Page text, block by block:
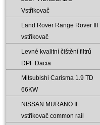
Vstřikovač
Land Rover Range Rover III
vstřikovač
Levné kvalitní čištění filtrů
DPF Dacia
Mitsubishi Carisma 1.9 TD
66KW
NISSAN MURANO II
vstřikovač common rail